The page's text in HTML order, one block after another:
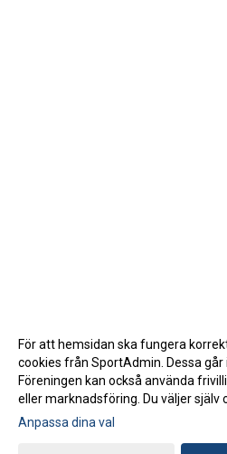
Gå till Webbversion
För att hemsidan ska fungera
cookies från SportAdmin. Dessa går
Föreningen kan också använda
eller marknadsföring. Du väljer själv
Anpassa dina val